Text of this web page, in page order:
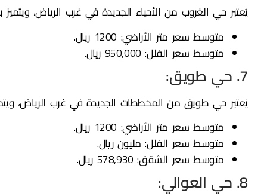
يُعتبر حي الغروب من الأحياء الجديدة في غرب الرياض،
متوسط سعر متر الأراضي: 1200 ريال.
متوسط سعر الفلل: 950,000 ريال.
7. حي طويق:
يُعتبر حي طويق من المخططات الجديدة في غرب الرياض،
متوسط سعر متر الأراضي: 1200 ريال.
متوسط سعر الفلل: مليون ريال.
متوسط سعر الشقق: 578,930 ريال.
8. حي العوالي: